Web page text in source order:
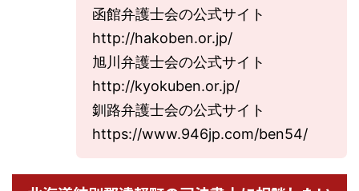
函館弁護士会の公式サイト
http://hakoben.or.jp/
旭川弁護士会の公式サイト
http://kyokuben.or.jp/
釧路弁護士会の公式サイト
https://www.946jp.com/ben54/